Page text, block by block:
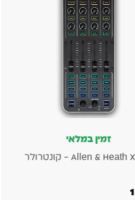
זמין במלאי
Native Instruments